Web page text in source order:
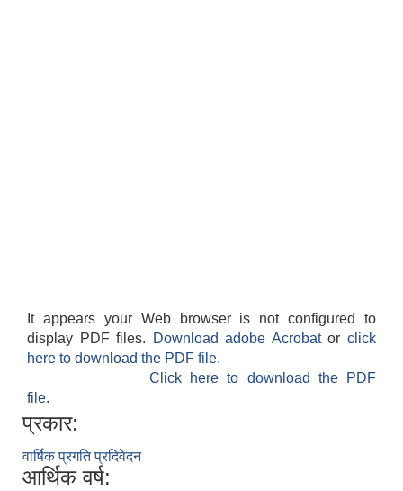
It appears your Web browser is not configured to
display PDF files.
Download adobe Acrobatorclick
here to download the PDF file.
Click here to download the PDF
file.
प्रकार:
वार्षिक प्रगति प्रदिवेदन
आर्थिक वर्ष: